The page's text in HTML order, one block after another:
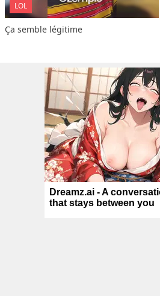
LOL
Ça semble légitime